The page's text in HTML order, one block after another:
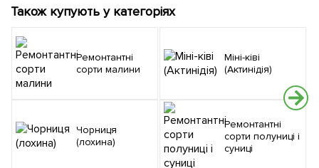
Також купують у категоріях
Ремонтантні
сорти малини
Чорниця
(лохина)
Міні-ківі
(Актинідія)
Ремонтантні
сорти полуниці і
суниці